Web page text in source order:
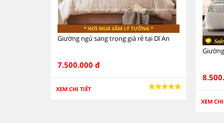
Giường ngủ sang trọng giá rẻ tại Dĩ An
7.500.000 đ
XEM CHI TIẾT
XEM